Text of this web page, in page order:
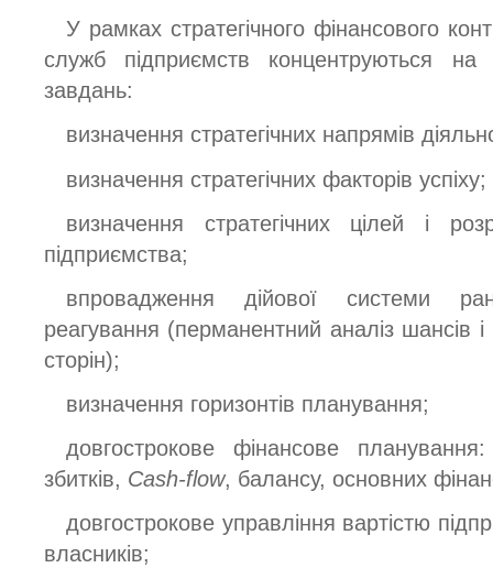
У рамках стратегічного фінансового
служб підприємств концентруються на
завдань:
визначення стратегічних напрямів
визначення стратегічних факторів успіху;
визначення стратегічних цілей і
підприємства;
впровадження дійової системи
реагування (перманентний аналіз шансів
сторін);
визначення горизонтів планування;
довгострокове фінансове
збитків, Cash-flow, балансу, основних
довгострокове управління вартістю
власників;